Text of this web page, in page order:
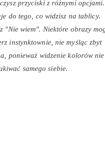
przyciski z różnymi opcjami.
do tego, co widzisz na tablicy.
"Nie wiem". Niektóre obrazy
instynktownie, nie myśląc zbyt
ponieważ widzenie kolorów nie
samego siebie.